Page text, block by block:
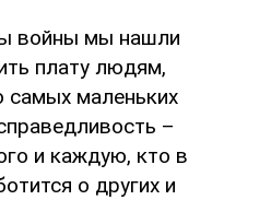
войны мы нашли
плату людям,
самых маленьких
–
и каждую, кто в
о других и